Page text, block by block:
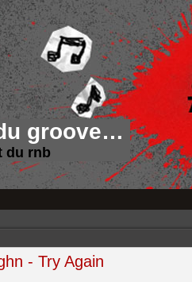
groove…
du rnb
- Try Again